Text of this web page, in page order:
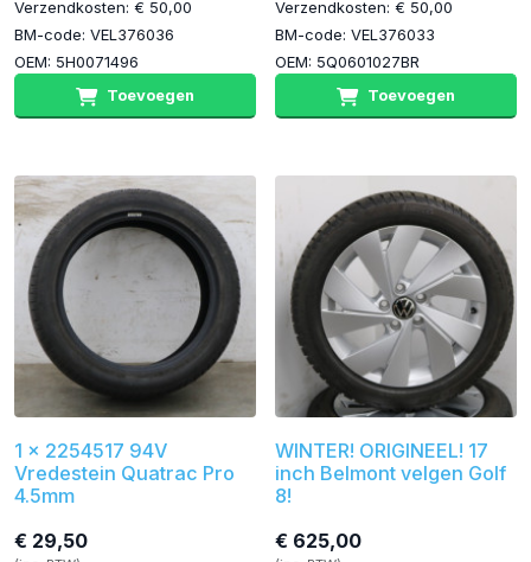
Verzendkosten: € 50,00
BM-code: VEL376036
OEM: 5H0071496
Toevoegen
Verzendkosten: € 50,00
BM-code: VEL376033
OEM: 5Q0601027BR
Toevoegen
1 x 2254517 94V
Vredestein Quatrac Pro
4.5mm
€ 29,50
WINTER! ORIGINEEL! 17
inch Belmont velgen Golf
8!
€ 625,00